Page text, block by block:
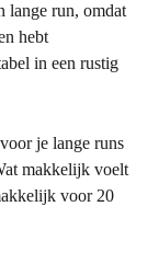
lange run, omdat
hebt
in een rustig
je lange runs
makkelijk voelt
voor 20